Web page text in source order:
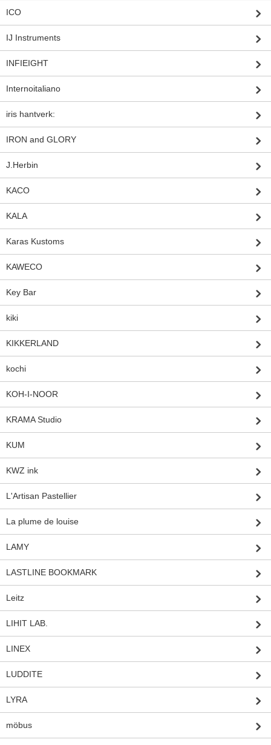
ICO
IJ Instruments
INFIEIGHT
Internoitaliano
iris hantverk:
IRON and GLORY
J.Herbin
KACO
KALA
Karas Kustoms
KAWECO
Key Bar
kiki
KIKKERLAND
kochi
KOH-I-NOOR
KRAMA Studio
KUM
KWZ ink
L'Artisan Pastellier
La plume de louise
LAMY
LASTLINE BOOKMARK
Leitz
LIHIT LAB.
LINEX
LUDDITE
LYRA
möbus